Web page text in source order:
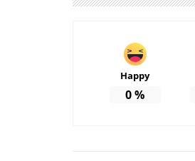
Happy
0%